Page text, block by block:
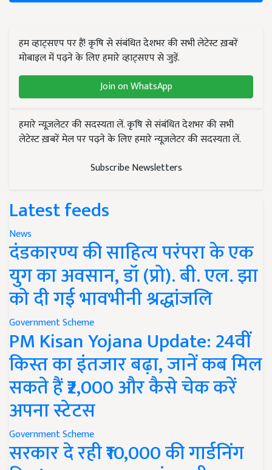
हम व्हाट्सएप पर हैं! कृषि से संबंधित देशभर की सभी लेटेस्ट ख़बरें
मोबाइल में पढ़ने के लिए हमारे व्हाट्सएप से जुड़ें.
Join on WhatsApp
हमारे न्यूज़लेटर की सदस्यता लें. कृषि से संबंधित देशभर की सभी
लेटेस्ट ख़बरें मेल पर पढ़ने के लिए हमारे न्यूज़लेटर की सदस्यता लें.
Subscribe Newsletters
Latest feeds
News
दंडकारण्य की साहित्य परंपरा के एक
युग का अवसान, डॉ (प्रो). बी. एल. झा
को दी गई भावभीनी श्रद्धांजलि
Government Scheme
PM Kisan Yojana Update: 24वीं
किस्त का इंतजार बढ़ा, जानें कब मिल
सकते हैं ₹2,000 और कैसे चेक करें
अपना स्टेटस
Government Scheme
सरकार दे रही ₹10,000 की गार्डनिंग